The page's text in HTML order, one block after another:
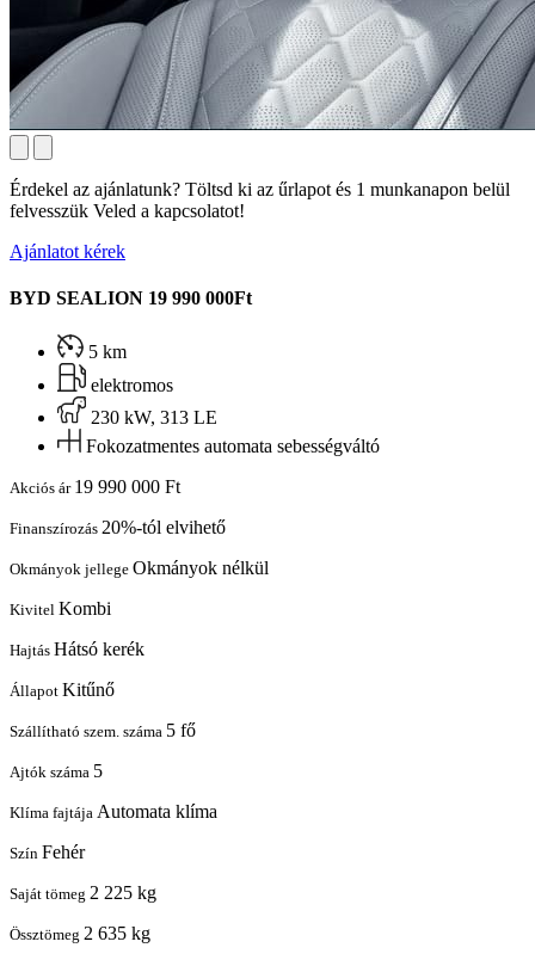
Érdekel az ajánlatunk? Töltsd ki az űrlapot és 1 munkanapon belül
felvesszük Veled a kapcsolatot!
Ajánlatot kérek
BYD SEALION 19 990 000Ft
5 km
elektromos
230 kW, 313 LE
Fokozatmentes automata sebességváltó
Akciós ár 19 990 000 Ft
Finanszírozás 20%-tól elvihető
Okmányok jellege Okmányok nélkül
Kivitel Kombi
Hajtás Hátsó kerék
Állapot Kitűnő
Szállítható szem. száma 5 fő
Ajtók száma 5
Klíma fajtája Automata klíma
Szín Fehér
Saját tömeg 2 225 kg
Össztömeg 2 635 kg